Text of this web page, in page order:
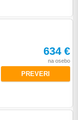
634 €
na osebo
PREVERI